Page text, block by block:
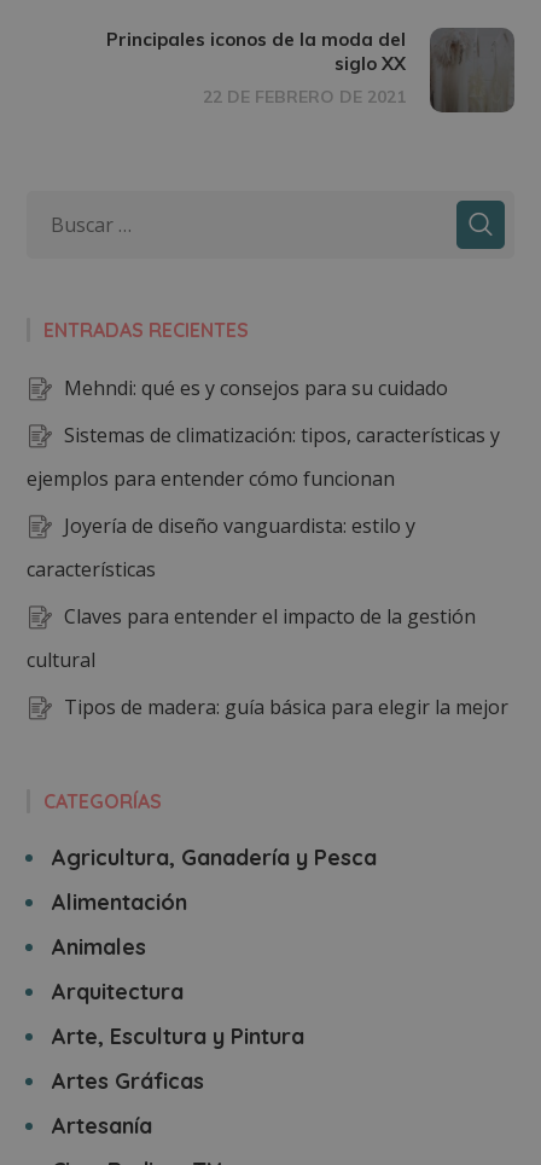
Principales iconos de la moda del
siglo XX
22 DE FEBRERO DE 2021
ENTRADAS RECIENTES
Mehndi: qué es y consejos para su cuidado
Sistemas de climatización: tipos, características y
ejemplos para entender cómo funcionan
Joyería de diseño vanguardista: estilo y
características
Claves para entender el impacto de la gestión
cultural
Tipos de madera: guía básica para elegir la mejor
CATEGORÍAS
Agricultura, Ganadería y Pesca
Alimentación
Animales
Arquitectura
Arte, Escultura y Pintura
Artes Gráficas
Artesanía